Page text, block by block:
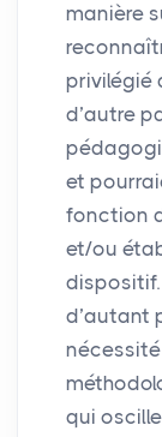
manière
privilégié
d’autre
et
fonction
et/ou
d’autant
qui